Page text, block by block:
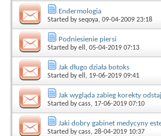
Endermologia
Started byseqoya, 09-04-2009 23:18
Podniesienie piersi
Started byell , 05-04-2019 07:13
Jak długo działa botoks
Started byell , 19-06-2019 09:41
Jak wygląda zabieg korekty
Started bycass, 17-06-2019 07:10
Jaki dobry gabinet medycyny
Started bycass, 28-04-2019 10:37